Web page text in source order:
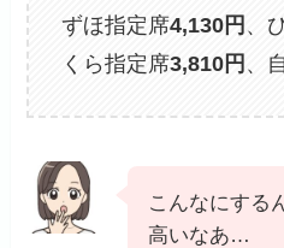
ずほ指定席4,130円 、
くら指定席3,810円 、
こんなにする
高いなあ…